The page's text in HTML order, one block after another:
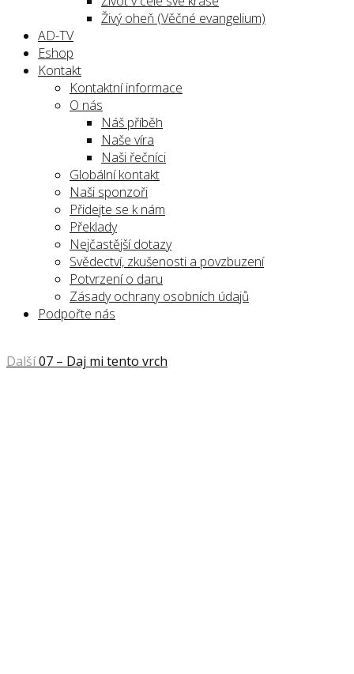
Živý oheň (Věčné evangelium)
AD-TV
Eshop
Kontakt
Kontaktní informace
O nás
Náš příběh
Naše víra
Naši řečníci
Globální kontakt
Naši sponzoři
Přidejte se k nám
Překlady
Nejčastější dotazy
Svědectví, zkušenosti a povzbuzení
Potvrzení o daru
Zásady ochrany osobních údajů
Podpořte nás
Další07 – Daj mi tento vrch